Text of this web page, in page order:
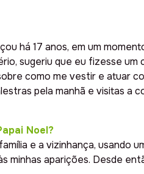
há 17 anos, em um
sugeriu que eu fizesse um
como me vestir e atuar
pela manhã e visitas a
Noel?
e a vizinhança, usando
aparições. Desde